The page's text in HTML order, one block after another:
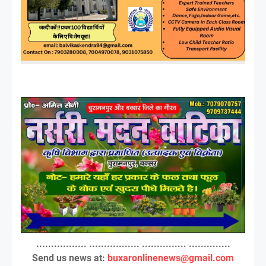
................. ................. ............... ..............
Send us news at: buxaronlinenews@gmail.com